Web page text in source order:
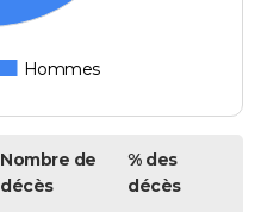
Hommes
Nombre de
décès
% des
décès